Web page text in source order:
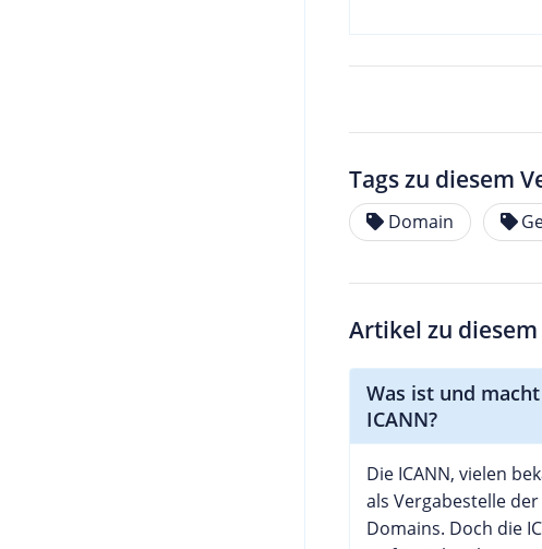
Tags zu diesem
Domain
Artikel zu
Was ist und
ICANN?
Die ICANN, vielen
als Vergabestelle
Domains. Doch die